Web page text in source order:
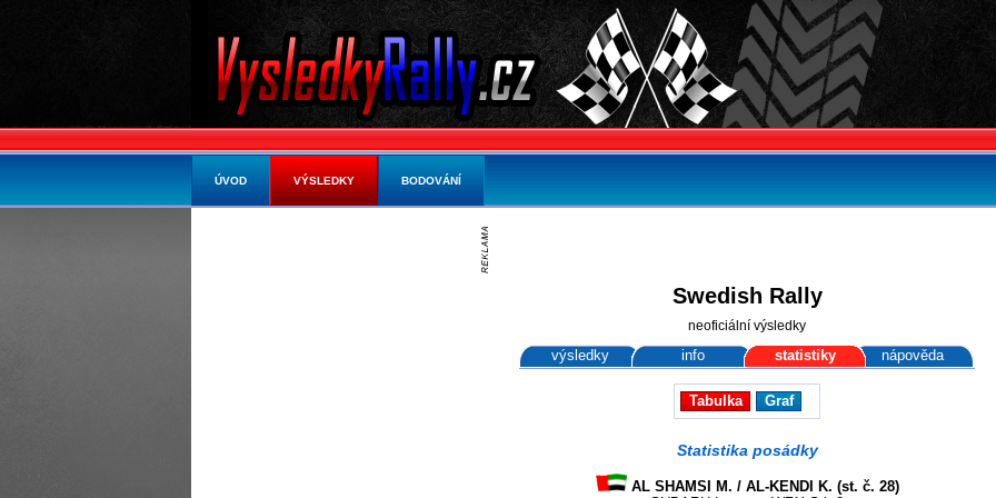
Swedish Rally
neoficiální výsledky
výsledky info statistiky nápověda
Tabulka Graf
Statistika posádky
AL SHAMSI M. / AL-KENDI K. (st. č. 28)
ÚVOD VÝSLEDKY BODOVÁNÍ